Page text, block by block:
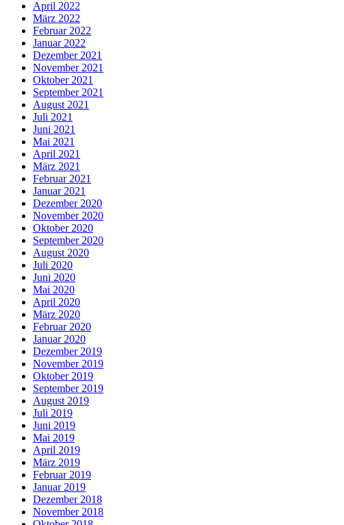
April 2022
März 2022
Februar 2022
Januar 2022
Dezember 2021
November 2021
Oktober 2021
September 2021
August 2021
Juli 2021
Juni 2021
Mai 2021
April 2021
März 2021
Februar 2021
Januar 2021
Dezember 2020
November 2020
Oktober 2020
September 2020
August 2020
Juli 2020
Juni 2020
Mai 2020
April 2020
März 2020
Februar 2020
Januar 2020
Dezember 2019
November 2019
Oktober 2019
September 2019
August 2019
Juli 2019
Juni 2019
Mai 2019
April 2019
März 2019
Februar 2019
Januar 2019
Dezember 2018
November 2018